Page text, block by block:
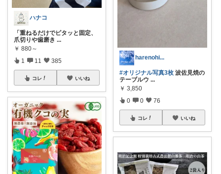
ハナコ
「重ねるだけでピタッと固定、
爪切りや歯磨き ...
￥ 880～
1 11 385
コレ いいね
harenohi...
#オリジナル写真3枚 波佐見焼の
テーブルウ ...
￥ 3,850
0 0 76
コレ いいね